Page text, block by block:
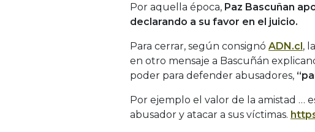
Por aquella época, Paz Bascuñan
declarando a su favor en el juicio.
Para cerrar, según consignó ADN.cl,
en otro mensaje a Bascuñán
poder para defender abusadores,
Por ejemplo el valor de la amistad …
abusador y atacar a sus víctimas.